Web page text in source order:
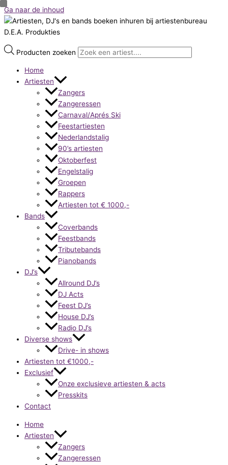
Ga naar de inhoud
Producten zoeken
Home
Artiesten
Zangers
Zangeressen
Carnaval/Aprés Ski
Feestartiesten
Nederlandstalig
90’s artiesten
Oktoberfest
Engelstalig
Groepen
Rappers
Artiesten tot € 1000,-
Bands
Coverbands
Feestbands
Tributebands
Pianobands
DJ’s
Allround DJ’s
DJ Acts
Feest DJ’s
House DJ’s
Radio DJ’s
Diverse shows
Drive- in shows
Artiesten tot €1000,-
Exclusief
Onze exclusieve artiesten & acts
Presskits
Contact
Home
Artiesten
Zangers
Zangeressen